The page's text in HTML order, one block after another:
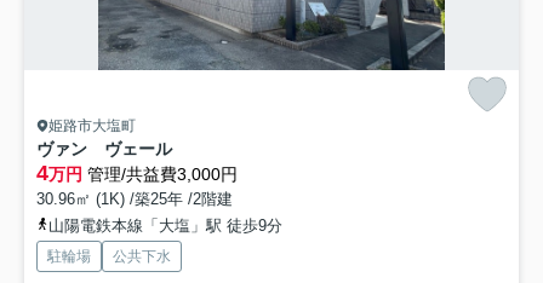
姫路市大塩町
ヴァン ヴェール
4万円 管理/共益費3,000円
30.96㎡ (1K) /築25年 /2階建
山陽電鉄本線「大塩」駅 徒歩9分
駐輪場 公共下水